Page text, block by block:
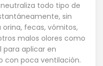
todo tipo de
sin
fecas, vómitos,
malos olores como
para aplicar en
con poca ventilación.